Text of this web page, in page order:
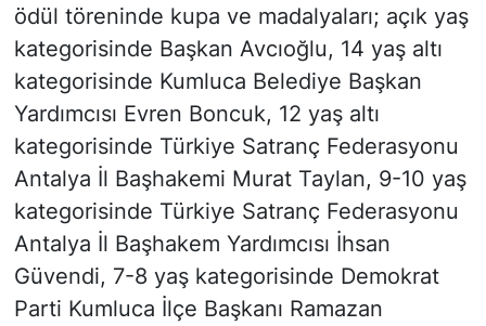
ödül töreninde kupa ve madalyaları; açık yaş
kategorisinde Başkan Avcıoğlu, 14 yaş altı
kategorisinde Kumluca Belediye Başkan
Yardımcısı Evren Boncuk, 12 yaş altı
kategorisinde Türkiye Satranç Federasyonu
Antalya İl Başhakemi Murat Taylan, 9-10 yaş
kategorisinde Türkiye Satranç Federasyonu
Antalya İl Başhakem Yardımcısı İhsan
Güvendi, 7-8 yaş kategorisinde Demokrat
Parti Kumluca İlçe Başkanı Ramazan